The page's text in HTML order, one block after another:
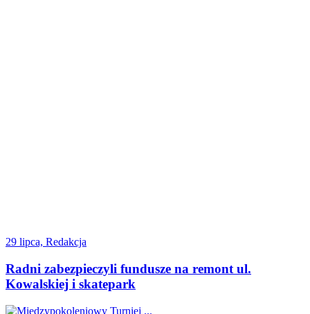
29 lipca, Redakcja
Radni zabezpieczyli fundusze na remont ul.
Kowalskiej i skatepark